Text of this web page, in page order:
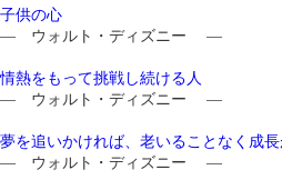
子供の心
― ウォルト・ディズニー ―
情熱をもって挑戦し続ける人
― ウォルト・ディズニー ―
夢を追いかければ、老いることなく成
― ウォルト・ディズニー ―